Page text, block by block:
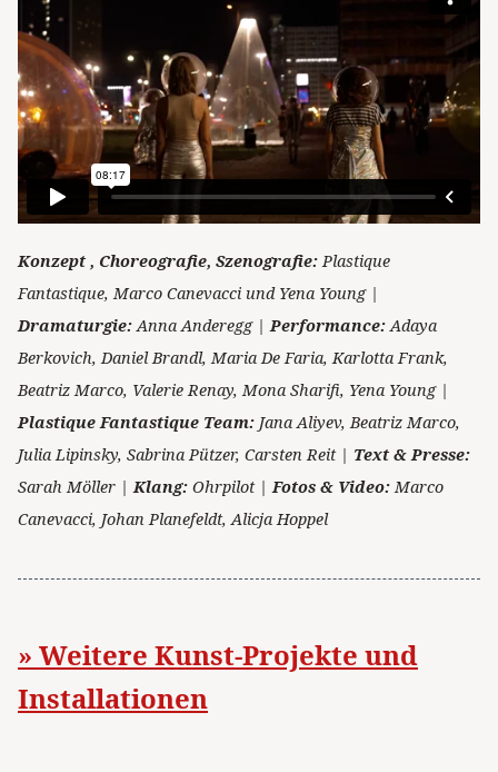
Konzept , Choreografie, Szenografie:Plastique
Fantastique, Marco Canevacci und Yena Young |
Dramaturgie:Anna Anderegg |Performance:Adaya
Berkovich, Daniel Brandl, Maria De Faria, Karlotta Frank,
Beatriz Marco, Valerie Renay, Mona Sharifi, Yena Young |
Plastique Fantastique Team: Jana Aliyev, Beatriz Marco,
Julia Lipinsky, Sabrina Pützer, Carsten Reit | Text & Presse:
Sarah Möller |Klang: Ohrpilot |Fotos & Video:Marco
Canevacci, Johan Planefeldt, Alicja Hoppel
» Weitere Kunst-Projekte und
Installationen